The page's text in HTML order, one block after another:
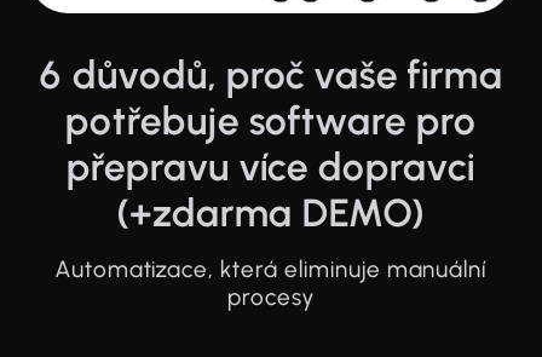
6 důvodů, proč vaše firma
potřebuje software pro
přepravu více dopravci
(+zdarma DEMO)
Automatizace, která eliminuje manuální
procesy